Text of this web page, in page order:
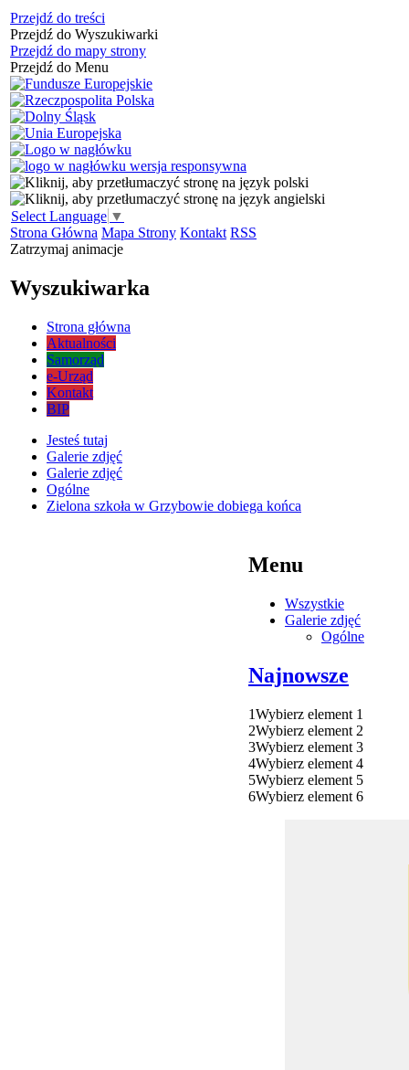
Przejdź do treści
Przejdź do Wyszukiwarki
Przejdź do mapy strony
Przejdź do Menu
Select Language ▼
Strona Główna Mapa Strony Kontakt RSS
Zatrzymaj animacje
Wyszukiwarka
Strona główna
Aktualności
Samorząd
e-Urząd
Kontakt
BIP
Jesteś tutaj
Galerie zdjęć
Galerie zdjęć
Ogólne
Zielona szkoła w Grzybowie dobiega końca
Menu
Wszystkie
Galerie zdjęć
Ogólne
Najnowsze
1Wybierz element 1
2Wybierz element 2
3Wybierz element 3
4Wybierz element 4
5Wybierz element 5
6Wybierz element 6